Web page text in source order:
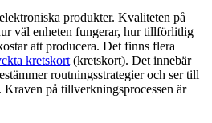
produkter. Kvaliteten på
väl enheten fungerar, hur tillförlitlig
att producera. Det finns flera
kretskort (kretskort). Det innebär
routningsstrategier och ser till
Kraven på tillverkningsprocessen är